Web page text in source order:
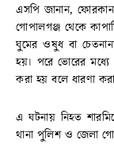
এসপি জানান,
গোপালগঞ্জ থেকে
ঘুমের ওষুধ বা
হয়। পরে ভোরের মধ্যে
করা হয় বলে ধারণা
এ ঘটনায় নিহত
থানা পুলিশ ও জেলা